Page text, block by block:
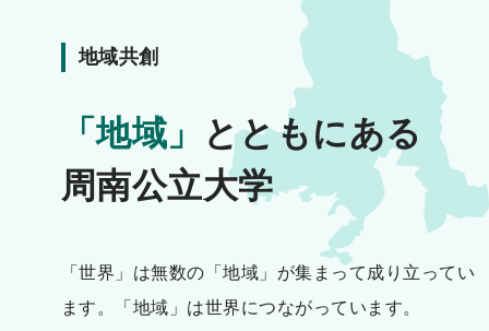
地域共創
「地域」
とともにある
周南公立大学
「世界」は無数の「地域」が集まって成り立ってい
ます。「地域」は世界につながっています。